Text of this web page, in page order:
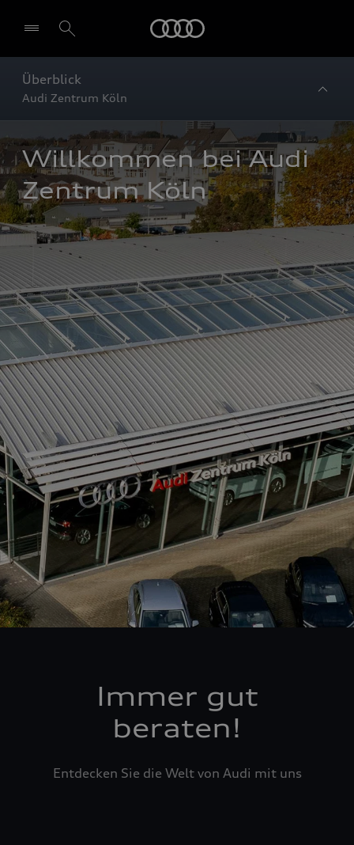
Überblick
Audi Zentrum Köln
Willkommen bei Audi
Zentrum Köln
Immer gut
beraten!
Entdecken Sie die Welt von Audi mit uns